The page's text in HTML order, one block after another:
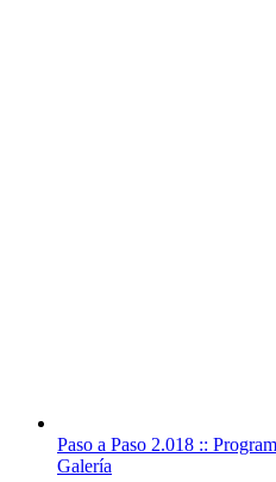
Paso a Paso 2.018 ::
Galería